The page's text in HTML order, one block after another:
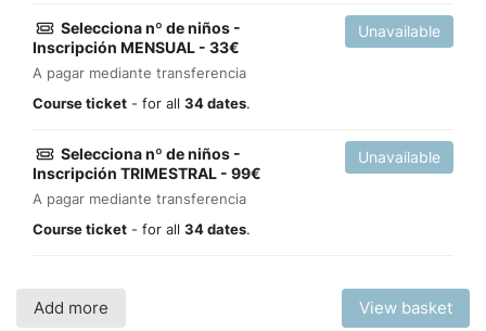
Selecciona nº de niños -
Inscripción MENSUAL - 33€
A pagar mediante transferencia
Course ticket - for all 34 dates.
Unavailable
Selecciona nº de niños -
Inscripción TRIMESTRAL - 99€
A pagar mediante transferencia
Course ticket - for all 34 dates.
Unavailable
Add more View basket